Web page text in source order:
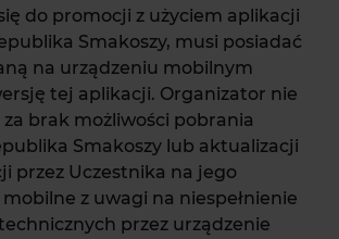
do promocji z użyciem aplikacji
Smakoszy, musi posiadać
na urządzeniu mobilnym
tej aplikacji. Organizator nie
brak możliwości pobrania
Smakoszy lub aktualizacji
przez Uczestnika na jego
z uwagi na niespełnienie
przez urządzenie